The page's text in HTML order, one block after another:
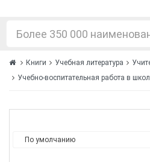
Книги Учебная литература
Учебно-воспитательная работа в